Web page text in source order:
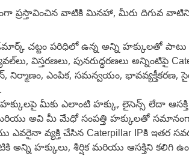
వాటికి మినహా, మీరు దిగువ వాటిని
చట్టం పరిధిలో ఉన్న అన్ని హక్కులతో
విస్తరణలు, పునరుద్ధరణలు
నిర్మాణం, ఎంపిక, సమన్వయం,
.
మీకు ఎలాంటి హక్కు, లైసెన్స్ లేదా ఆసక్తి
అవి మీ మేధో సంపత్తి హక్కులతో సమానంగా
ఎవరైనా వ్యక్తి చేసిన Caterpillar IPకి
అన్ని హక్కులు, శీర్షిక మరియు ఆసక్తిని